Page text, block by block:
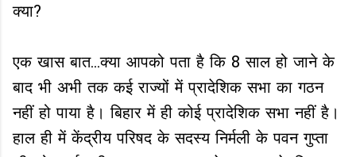
क्या?
एक खास बात...क्या आपको पता है कि 8 साल हो जाने के
बाद भी अभी तक कई राज्यों में प्रादेशिक सभा का गठन
नहीं हो पाया है। बिहार में ही कोई प्रादेशिक सभा नहीं है।
हाल ही में केंद्रीय परिषद के सदस्य निर्मली के पवन गुप्ता